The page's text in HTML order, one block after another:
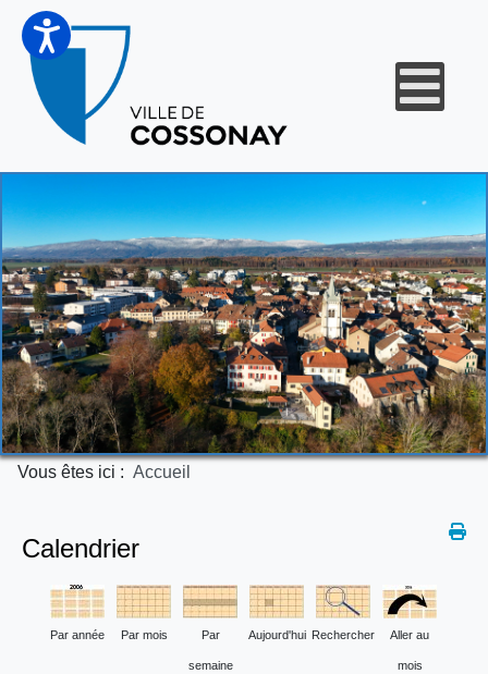
Vous êtes ici : Accueil
Calendrier
Par année Par mois Par
semaine
Aujourd'hui Rechercher Aller au
mois